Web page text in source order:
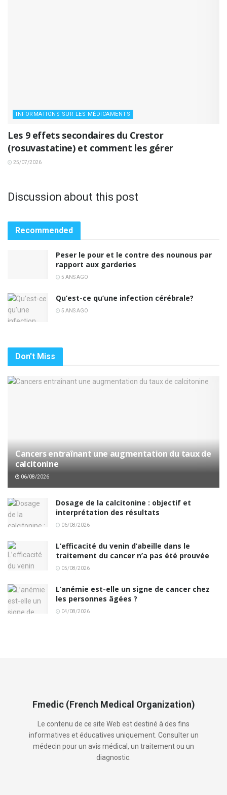
INFORMATIONS SUR LES MÉDICAMENTS
Les 9 effets secondaires du Crestor
(rosuvastatine) et comment les gérer
25/07/2026
Discussion about this post
Recommended
Peser le pour et le contre des nounous par
rapport aux garderies
5 ANS AGO
Qu’est-ce qu’une infection cérébrale?
5 ANS AGO
Don't Miss
Cancers entraînant une augmentation du taux de
calcitonine
06/08/2026
Dosage de la calcitonine : objectif et
interprétation des résultats
06/08/2026
L’efficacité du venin d’abeille dans le
traitement du cancer n’a pas été prouvée
05/08/2026
L’anémie est-elle un signe de cancer chez
les personnes âgées ?
04/08/2026
Fmedic (French Medical Organization)
Le contenu de ce site Web est destiné à des fins
informatives et éducatives uniquement. Consulter un
médecin pour un avis médical, un traitement ou un
diagnostic.